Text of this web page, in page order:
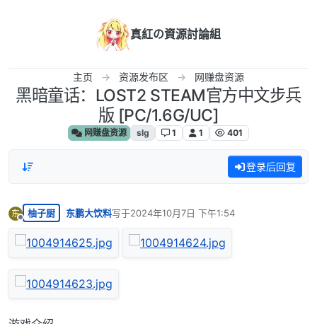
真紅の資源討論組
主页 资源发布区 网赚盘资源
黑暗童话：LOST2 STEAM官方中文步兵
版 [PC/1.6G/UC]
网赚盘资源 slg 1 1 401
登录后回复
东
离线
柚子厨 东鹏大饮料写于2024年10月7日 下午1:54
最后由 编辑